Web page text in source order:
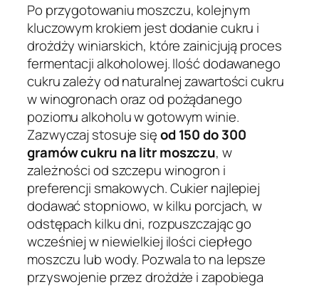
Po przygotowaniu moszczu, kolejnym
kluczowym krokiem jest dodanie cukru i
drożdży winiarskich, które zainicjują proces
fermentacji alkoholowej. Ilość dodawanego
cukru zależy od naturalnej zawartości cukru
w winogronach oraz od pożądanego
poziomu alkoholu w gotowym winie.
Zazwyczaj stosuje sięod 150 do 300
gramów cukru na litr moszczu, w
zależności od szczepu winogron i
preferencji smakowych. Cukier najlepiej
dodawać stopniowo, w kilku porcjach, w
odstępach kilku dni, rozpuszczając go
wcześniej w niewielkiej ilości ciepłego
moszczu lub wody. Pozwala to na lepsze
przyswojenie przez drożdże i zapobiega